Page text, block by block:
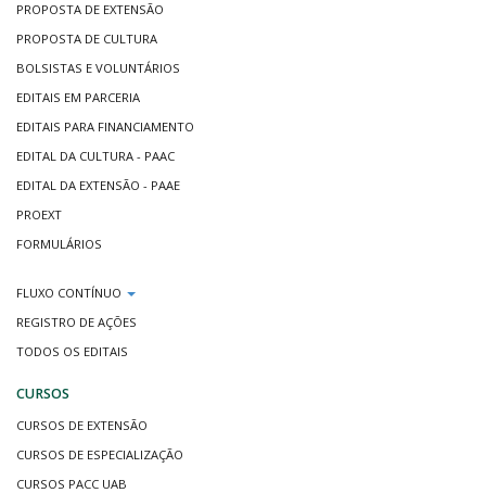
PROPOSTA DE EXTENSÃO
PROPOSTA DE CULTURA
BOLSISTAS E VOLUNTÁRIOS
EDITAIS EM PARCERIA
EDITAIS PARA FINANCIAMENTO
EDITAL DA CULTURA - PAAC
EDITAL DA EXTENSÃO - PAAE
PROEXT
FORMULÁRIOS
FLUXO CONTÍNUO
REGISTRO DE AÇÕES
TODOS OS EDITAIS
CURSOS
CURSOS DE EXTENSÃO
CURSOS DE ESPECIALIZAÇÃO
CURSOS PACC UAB